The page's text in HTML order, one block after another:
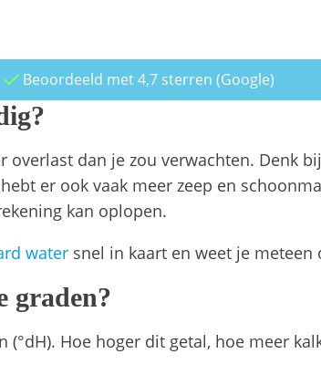
Beoordeeld met 4,7 sterren (Google)
dan je zou verwachten. Denk
er ook vaak meer zeep en
kan oplopen.
water snel in kaart en weet je
graden?
Hoe hoger dit getal, hoe meer